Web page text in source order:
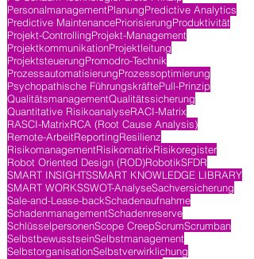
PersonalmanagementPlanungPredictive Analytics
Predictive MaintenancePriorisierungProduktivität
Projekt-ControllingProjekt-Management
ProjektkommunikationProjektleitung
ProjektsteuerungPromodro-Technik
ProzessautomatisierungProzessoptimierung
Psychopathische FührungskräftePull-Prinzip
QualitätsmanagementQualitätssicherung
Quantitative RisikoanalyseRACI-Matrix
RASCI-MatrixRCA (Root Cause Analysis)
Remote-ArbeitReportingResilienz
RisikomanagementRisikomatrixRisikoregister
Robot Oriented Design (ROD)RobotikSFDR
SMART INSIGHTSSMART KNOWLEDGE LIBRARY
SMART WORKSSWOT-AnalyseSachversicherung
Sale-and-Lease-backSchadenaufnahme
SchadenmanagementSchadenreserve
SchlüsselpersonenScope CreepScrumScrumban
SelbstbewusstseinSelbstmanagement
SelbstorganisationSelbstverwirklichung